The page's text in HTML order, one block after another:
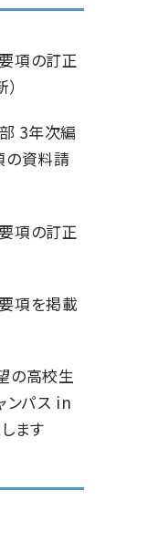
項の訂正
3年次編
の資料請
項の訂正
項を掲載
の高校生
ンパス in
ます